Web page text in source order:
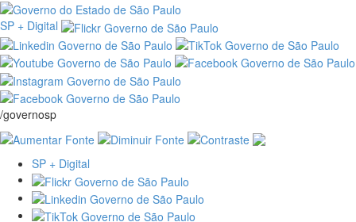
SP + Digital
/governosp
SP + Digital